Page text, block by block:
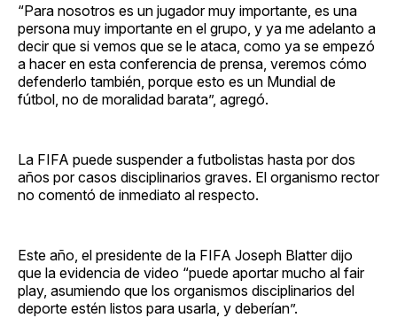
“Para nosotros es un jugador muy importante, es una
persona muy importante en el grupo, y ya me adelanto a
decir que si vemos que se le ataca, como ya se empezó
a hacer en esta conferencia de prensa, veremos cómo
defenderlo también, porque esto es un Mundial de
fútbol, no de moralidad barata”, agregó.
La FIFA puede suspender a futbolistas hasta por dos
años por casos disciplinarios graves. El organismo rector
no comentó de inmediato al respecto.
Este año, el presidente de la FIFA Joseph Blatter dijo
que la evidencia de video “puede aportar mucho al fair
play, asumiendo que los organismos disciplinarios del
deporte estén listos para usarla, y deberían”.